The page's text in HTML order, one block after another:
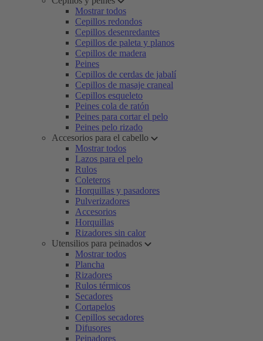
Mostrar todos
Cepillos redondos
Cepillos desenredantes
Cepillos de paleta y planos
Cepillos de madera
Peines
Cepillos de cerdas de jabalí
Cepillos de masaje craneal
Cepillos esqueleto
Peines cola de ratón
Peines para cortar el pelo
Peines pelo rizado
Accesorios para el cabello
Mostrar todos
Lazos para el pelo
Rulos
Coleteros
Horquillas y pasadores
Pulverizadores
Accesorios
Horquillas
Rizadores sin calor
Utensilios para peinados
Mostrar todos
Plancha
Rizadores
Rulos térmicos
Secadores
Cortapelos
Cepillos secadores
Difusores
Peinadores